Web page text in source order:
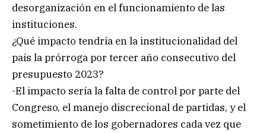
desorganización en el funcionamiento de las
instituciones.
¿Qué impacto tendría en la institucionalidad del
país la prórroga por tercer año consecutivo del
presupuesto 2023?
-El impacto sería la falta de control por parte del
Congreso, el manejo discrecional de partidas, y el
sometimiento de los gobernadores cada vez que